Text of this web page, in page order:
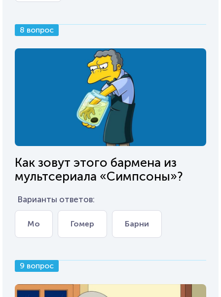
8 вопрос
Как зовут этого бармена из
мультсериала «Симпсоны»?
Варианты ответов:
Мо Гомер Барни
9 вопрос